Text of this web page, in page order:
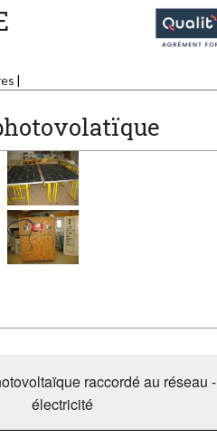
raccordé au réseau -
électricité